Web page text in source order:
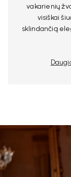
vakarienių
visiškai
sklindančią